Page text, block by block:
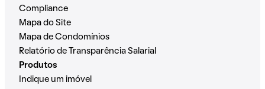
Compliance
Mapa do Site
Mapa de Condomínios
Relatório de Transparência Salarial
Produtos
Indique um imóvel